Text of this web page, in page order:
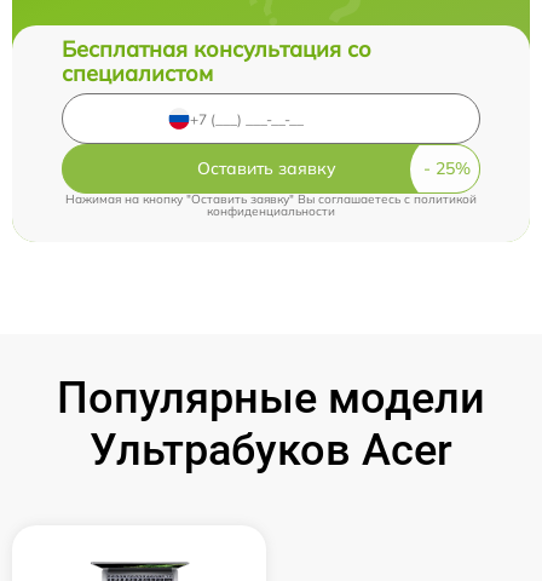
Бесплатная консультация со
специалистом
Оставить заявку
Нажимая на кнопку "Оставить заявку" Вы соглашаетесь cполитикой
конфиденциальности
Популярные модели
Ультрабуков Acer